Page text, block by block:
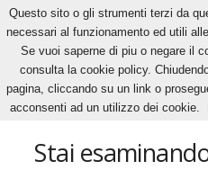
Home Tags Chicago blackhawks
chicago
Stai
Questo sito o gli strumenti terzi da
necessari al funzionamento ed utili
Se vuoi saperne di piu o negare il
consulta la cookie policy.
pagina, cliccando su un link o
acconsenti ad un utilizzo dei cookie.